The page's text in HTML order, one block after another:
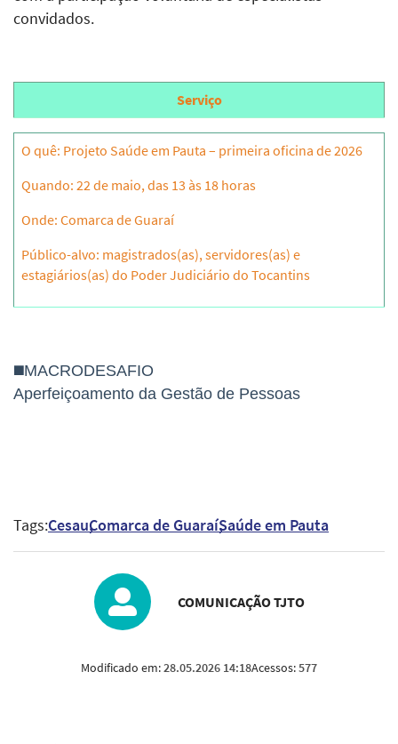
convidados.
Serviço
O quê: Projeto Saúde em Pauta – primeira oficina de 2026
Quando: 22 de maio, das 13 às 18 horas
Onde: Comarca de Guaraí
Público-alvo: magistrados(as), servidores(as) e
estagiários(as) do Poder Judiciário do Tocantins
◼️MACRODESAFIO
Aperfeiçoamento da Gestão de Pessoas
Tags:CesauComarca de GuaraíSaúde em Pauta
COMUNICAÇÃO TJTO
Modificado em:28.05.2026 14:18Acessos:577